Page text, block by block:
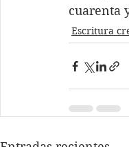
cuarenta
Escritura